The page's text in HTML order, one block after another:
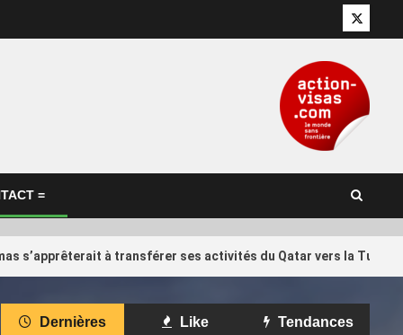
Twitter
=
s’apprêterait à transférer ses activités du Qatar vers la
International
Dernières Like Tendances